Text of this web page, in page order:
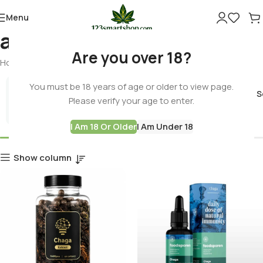
Are you over 18?
You must be 18 years of age or older to view page.
Please verify your age to enter.
I Am 18 Or OlderI Am Under 18
Menu
antioxidant
Home Products tagged “antioxidant”
Best Deals
Cannabis
Show column